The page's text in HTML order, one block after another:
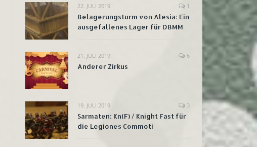
22. JULI 2019 1
Belagerungsturm von Alesia: Ein
ausgefallenes Lager für DBMM
21. JULI 2019 6
Anderer Zirkus
19. JULI 2019 3
Sarmaten: Kn(F) / Knight Fast für
die Legiones Commoti